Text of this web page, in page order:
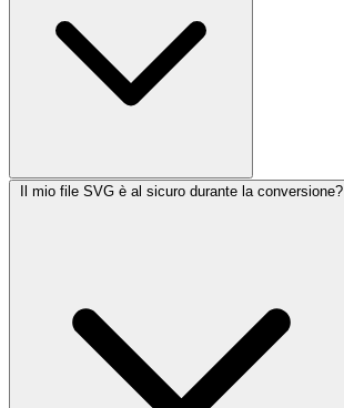
Il mio file SVG è al sicuro durante la conversione?